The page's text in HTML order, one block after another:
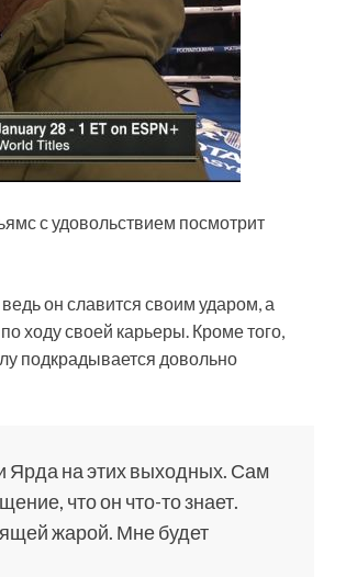
с удовольствием посмотрит
он славится своим ударом, а
ходу своей карьеры. Кроме того,
подкрадывается довольно
Ярда на этих выходных. Сам
что он что-то знает.
жарой. Мне будет